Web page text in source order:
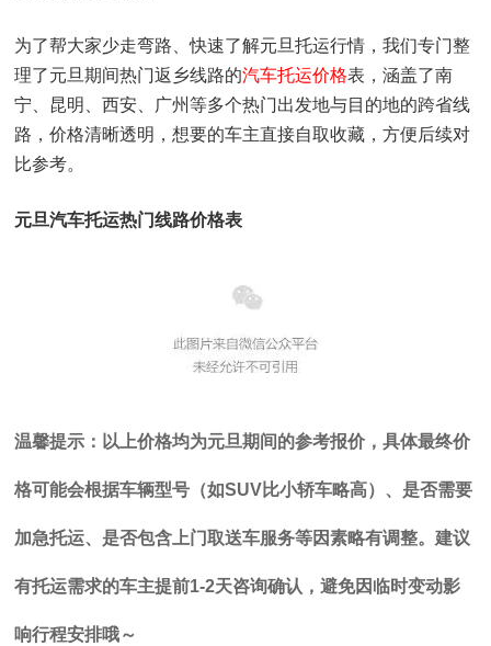
为了帮大家少走弯路、快速了解元旦托运行情，我们专门整
理了元旦期间热门返乡线路的汽车托运价格表，涵盖了南
宁、昆明、西安、广州等多个热门出发地与目的地的跨省线
路，价格清晰透明，想要的车主直接自取收藏，方便后续对
比参考。
元旦汽车托运热门线路价格表
温馨提示：以上价格均为元旦期间的参考报价，具体最终价
格可能会根据车辆型号（如SUV比小轿车略高）、是否需要
加急托运、是否包含上门取送车服务等因素略有调整。建议
有托运需求的车主提前1-2天咨询确认，避免因临时变动影
响行程安排哦～